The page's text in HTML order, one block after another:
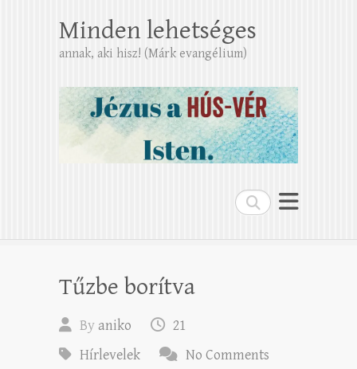
Search
Minden lehetséges
annak, aki hisz! (Márk evangélium)
Tűzbe borítva
By aniko
21
Hírlevelek
No Comments